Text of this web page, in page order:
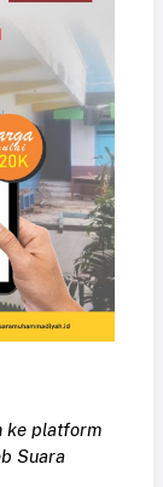
ke platform
Suara